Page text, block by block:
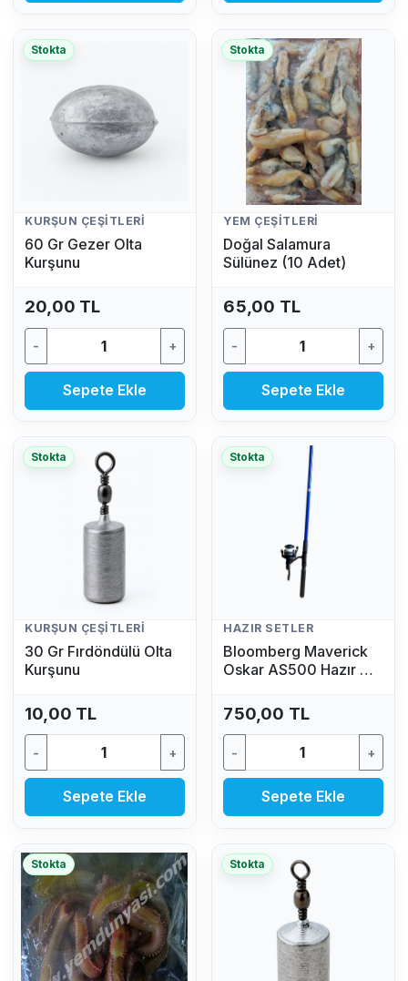
Stokta
KURŞUN ÇEŞITLERI
60 Gr Gezer Olta
Kurşunu
20,00 TL
- +
Sepete Ekle
Stokta
YEM ÇEŞITLERI
Doğal Salamura
Sülünez (10 Adet)
65,00 TL
- +
Sepete Ekle
Stokta
KURŞUN ÇEŞITLERI
30 Gr Fırdöndülü Olta
Kurşunu
10,00 TL
- +
Sepete Ekle
Stokta
HAZIR SETLER
Bloomberg Maverick
Oskar AS500 Hazır Av
GR)
750,00 TL
- +
Sepete Ekle
Stokta Stokta